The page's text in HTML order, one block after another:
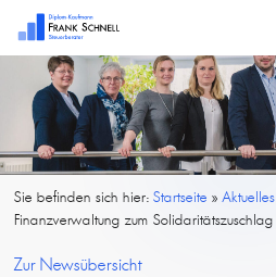
Sie befinden sich hier:Startseite »Aktuelles
Finanzverwaltung zum Solidaritätszuschlag
Zur Newsübersicht